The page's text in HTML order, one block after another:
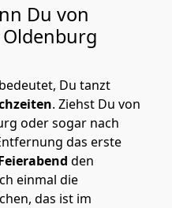
Du von
Du tanzt
. Ziehst Du von
oder sogar nach
das erste
den
einmal die
das ist im